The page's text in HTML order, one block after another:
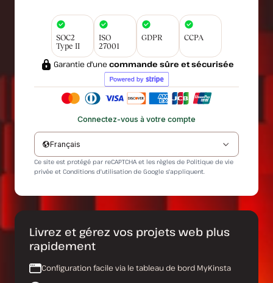
SOC2
Type II
ISO
27001
GDPR CCPA
Garantie d'unecommande sûre et sécurisée
Connectez-vous à votre compte
Français
Ce site est protégé par reCAPTCHA et les règles de Politique de vie
privée et Conditions d'utilisation de Google s'appliquent.
Livrez et gérez vos projets web plus
rapidement
Configuration facile via le tableau de bord MyKinsta